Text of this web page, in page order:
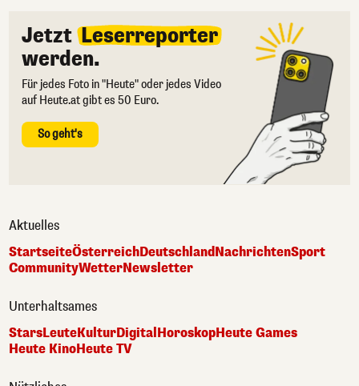
Jetzt Leserreporter
werden.
Für jedes Foto in "Heute" oder jedes Video
auf Heute.at gibt es 50 Euro.
So geht's
Aktuelles
StartseiteÖsterreichDeutschlandNachrichtenSport
CommunityWetterNewsletter
Unterhaltsames
StarsLeuteKulturDigital HoroskopHeute Games
Heute KinoHeute TV